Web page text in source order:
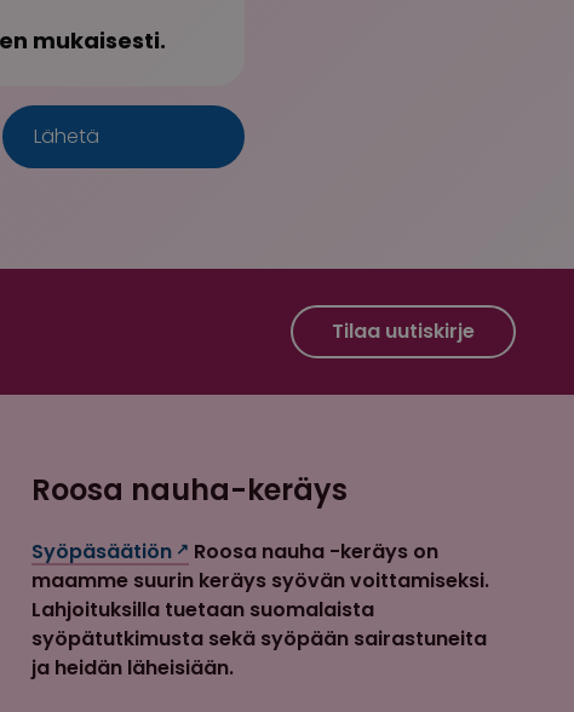
mukaisesti.
Roosa nauha Instagram Tilaa uutiskirje
Roosa nauha-keräys
Syöpäsäätiön
Roosa nauha -keräys on
maamme suurin keräys syövän voittamiseksi.
Lahjoituksilla tuetaan suomalaista
syöpätutkimusta sekä syöpään sairastuneita
ja heidän läheisiään.